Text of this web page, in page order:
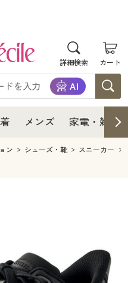
詳細検索 カート
メンズ 家電・雑貨
ン シューズ・靴 スニーカー